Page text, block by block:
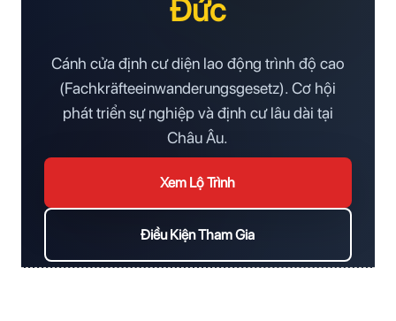
Đức
Cánh cửa định cư diện lao động trình độ cao
(Fachkräfteeinwanderungsgesetz). Cơ hội
phát triển sự nghiệp và định cư lâu dài tại
Châu Âu.
Xem Lộ Trình
Điều Kiện Tham Gia